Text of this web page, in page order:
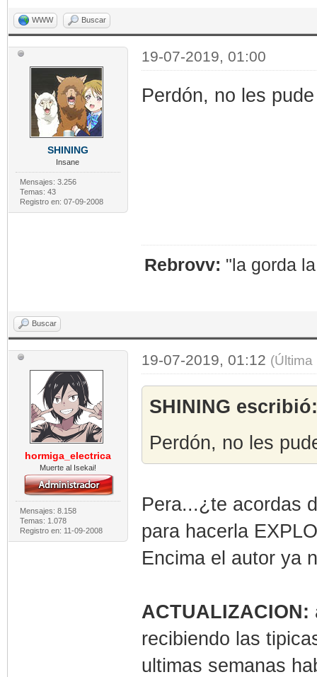
WWW Buscar
SHINING
Insane
Mensajes: 3.256
Temas: 43
Registro en: 07-09-2008
19-07-2019, 01:00
Perdón, no les
Rebrovv: "la gorda
Buscar
hormiga_electrica
Muerte al Isekai!
Mensajes: 8.158
Temas: 1.078
Registro en: 11-09-2008
19-07-2019, 01:12
SHINING
Perdón, no les
Pera...¿te acordas
para hacerla
Encima el autor ya
ACTUALIZACION:
recibiendo las
ultimas semanas